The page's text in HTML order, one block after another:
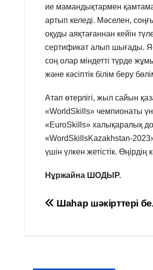
ие мамандықтармен
артып келеді. Мәселен,
оқуды аяқтағаннан кейін
сертификат алып шығады.
соң олар міндетті түрде
және кәсіптік білім беру
Атап өтерлігі, жыл сайын
«WorldSkills» чемпионаты
«EuroSkills» халықаралық
«WordSkillsKazakhstan-
үшін үлкен жетістік.
Нұржайна ШОДЫР.
Навигация
Шаһар шәкірттері